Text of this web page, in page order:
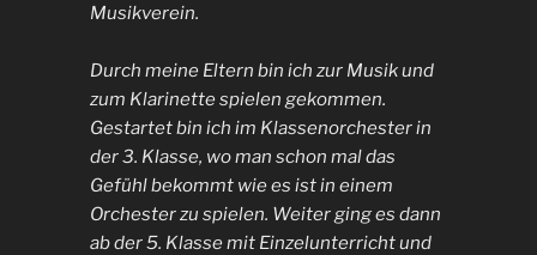
Musikverein.
Durch meine Eltern bin ich zur Musik und
zum Klarinette spielen gekommen.
Gestartet bin ich im Klassenorchester in
der 3. Klasse, wo man schon mal das
Gefühl bekommt wie es ist in einem
Orchester zu spielen. Weiter ging es dann
ab der 5. Klasse mit Einzelunterricht und